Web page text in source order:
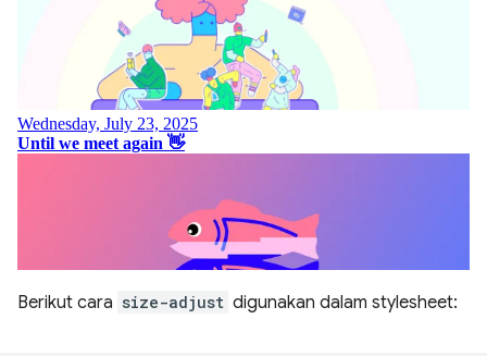
Berikut cara size-adjust digunakan dalam stylesheet: